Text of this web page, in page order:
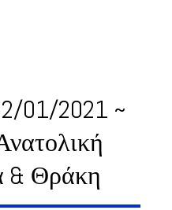
01/2021 ~
& Θράκη